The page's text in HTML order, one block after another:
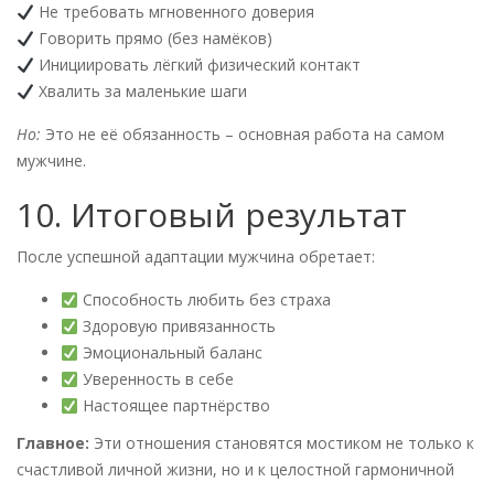
Не требовать мгновенного доверия
Говорить прямо (без намёков)
Инициировать лёгкий физический контакт
Хвалить за маленькие шаги
Но: Это не её обязанность – основная работа на самом
мужчине.
10. Итоговый результат
После успешной адаптации мужчина обретает:
Способность любить без страха
Здоровую привязанность
Эмоциональный баланс
Уверенность в себе
Настоящее партнёрство
Главное: Эти отношения становятся мостиком не только к
счастливой личной жизни, но и к целостной гармоничной